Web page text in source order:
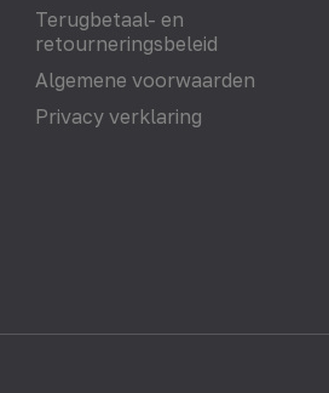
Terugbetaal- en
retourneringsbeleid
Algemene voorwaarden
Privacy verklaring